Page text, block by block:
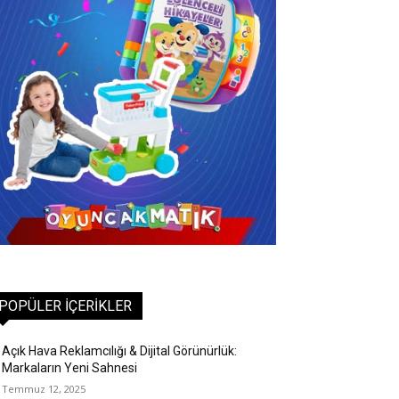
İÇERIKLER
Açık Hava Reklamcılığı & Dijital Görünürlük:
Markaların Yeni Sahnesi
Temmuz 12, 2025